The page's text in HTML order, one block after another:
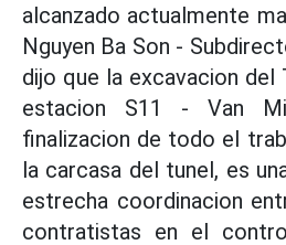
alcanzado actualmente
Nguyen Ba Son -
dijo que la excavacion del
estacion S11 - Van
finalizacion de todo el
la carcasa del tunel, es
estrecha coordinacion
contratistas en el